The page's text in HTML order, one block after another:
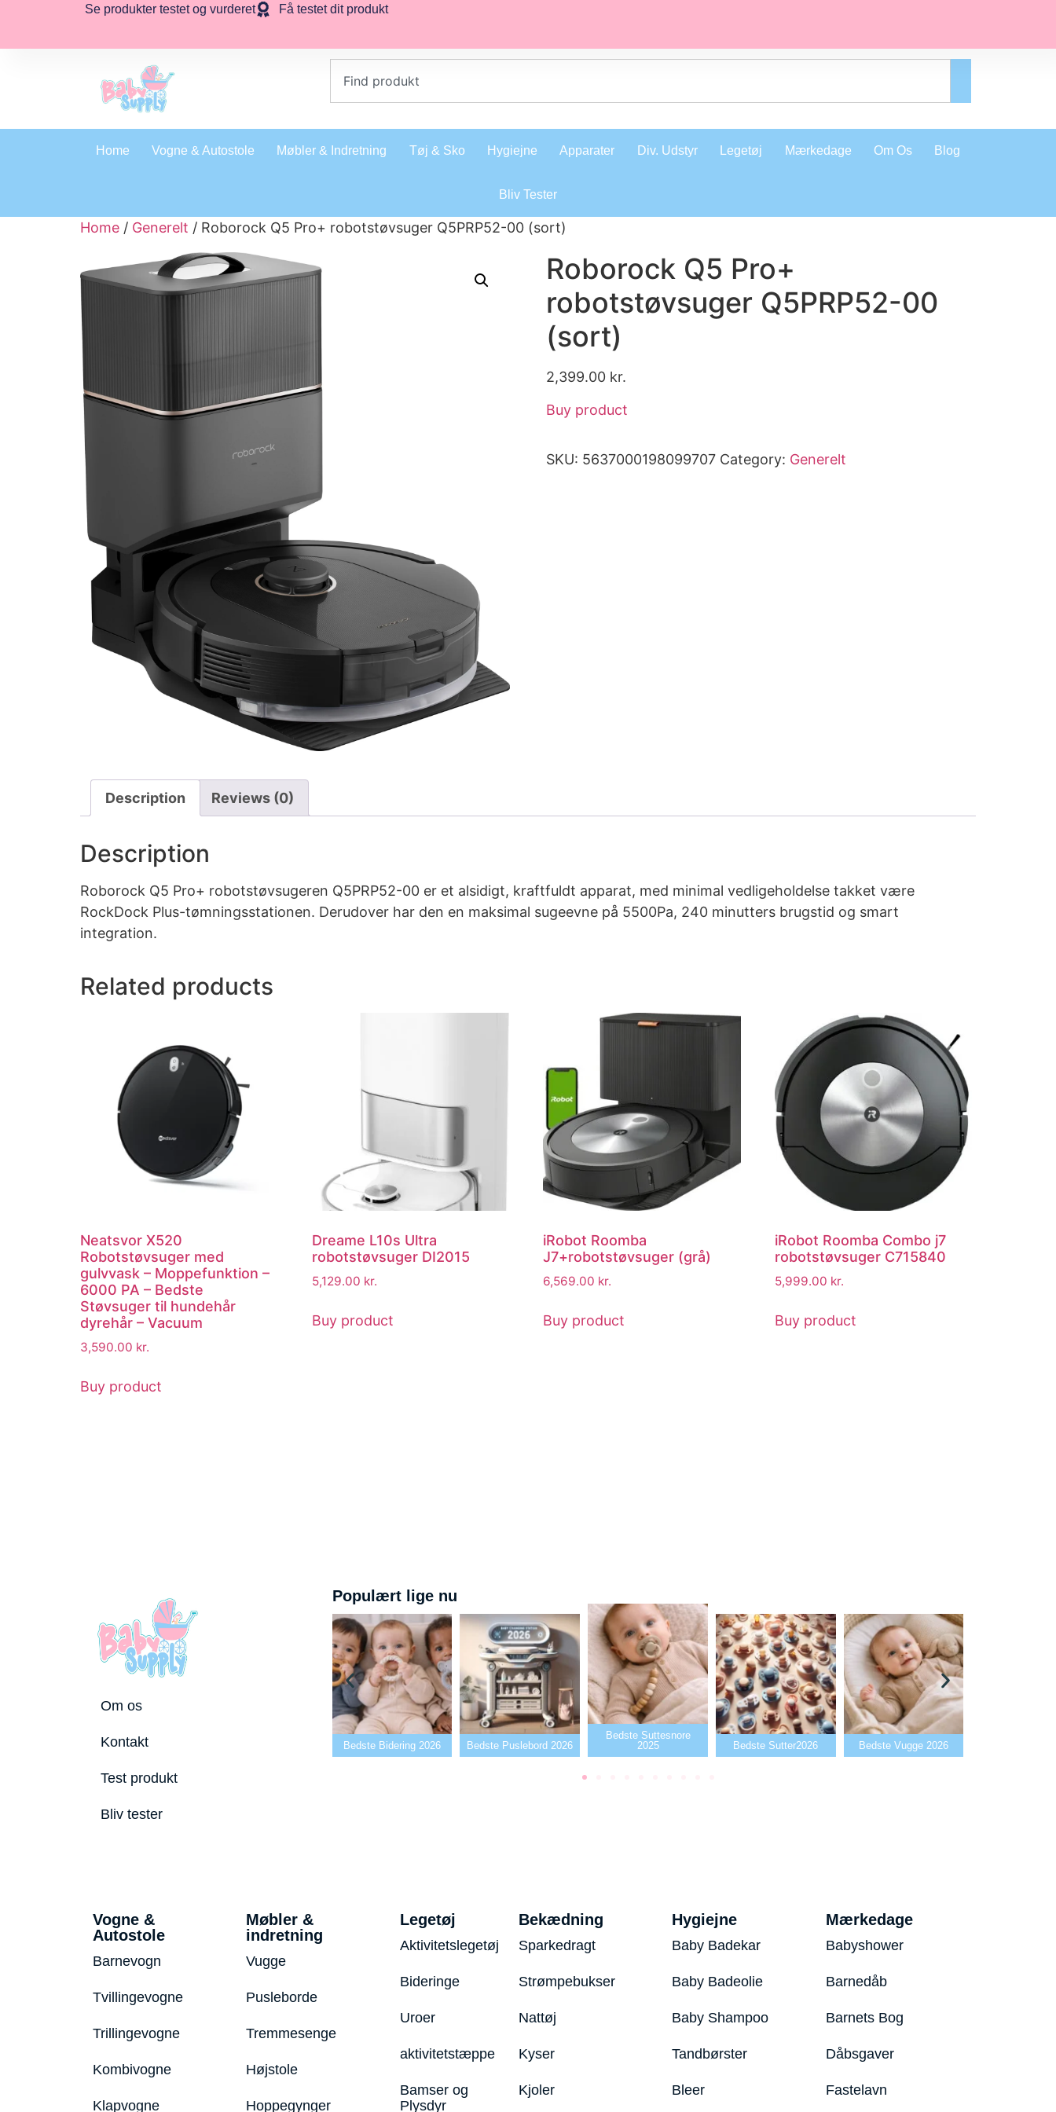
Se produkter testet og vurderet Få testet dit produkt
Home Vogne & Autostole Møbler & Indretning Tøj & Sko Hygiejne Apparater Div. Udstyr Legetøj Mærkedage Om Os Blog
Bliv Tester
Home / Generelt / Roborock Q5 Pro+ robotstøvsuger Q5PRP52-00 (sort)
Roborock Q5 Pro+
robotstøvsuger Q5PRP52-00
(sort)
2,399.00 kr.
Buy product
SKU: 5637000198099707 Category: Generelt
Description Reviews (0)
Description
Roborock Q5 Pro+ robotstøvsugeren Q5PRP52-00 er et alsidigt, kraftfuldt apparat, med minimal vedligeholdelse takket være
RockDock Plus-tømningsstationen. Derudover har den en maksimal sugeevne på 5500Pa, 240 minutters brugstid og smart
integration.
Related products
Neatsvor X520
Robotstøvsuger med
gulvvask – Moppefunktion –
6000 PA – Bedste
Støvsuger til hundehår
dyrehår – Vacuum
3,590.00 kr.
Buy product
Dreame L10s Ultra
robotstøvsuger DI2015
5,129.00 kr.
Buy product
iRobot Roomba
J7+robotstøvsuger (grå)
6,569.00 kr.
Buy product
iRobot Roomba Combo j7
robotstøvsuger C715840
5,999.00 kr.
Buy product
Om os
Kontakt
Test produkt
Bliv tester
Populært lige nu
Bedste tremmeseng
Bedste Bidering 2026 Bedste Puslebord 2026
Bedste Suttesnore
Bedste Sutter2026 Bedste Vugge 2026
Bedste Babyalarm
Vogne &
Autostole
Barnevogn
Tvillingevogne
Trillingevogne
Kombivogne
Klapvogne
Møbler &
indretning
Vugge
Pusleborde
Tremmesenge
Højstole
Hoppegynger
Legetøj
Aktivitetslegetøj
Bideringe
Uroer
aktivitetstæppe
Bamser og
Plysdyr
Bekædning
Sparkedragt
Strømpebukser
Nattøj
Kyser
Kjoler
Hygiejne
Baby Badekar
Baby Badeolie
Baby Shampoo
Tandbørster
Bleer
Mærkedage
Babyshower
Barnedåb
Barnets Bog
Dåbsgaver
Fastelavn